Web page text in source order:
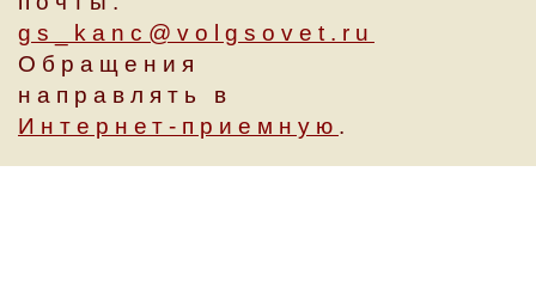
gs_kanc@volgsovet.ru
Обращения
направлять в
Интернет-приемную .